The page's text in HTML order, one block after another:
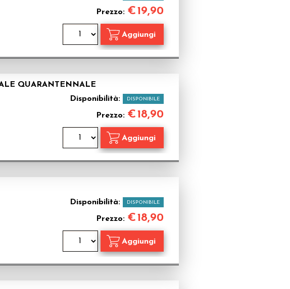
Prezzo: €19,90
QUARANTENNALE
Disponibilità: DISPONIBILE
Prezzo: €18,90
Disponibilità: DISPONIBILE
Prezzo: €18,90